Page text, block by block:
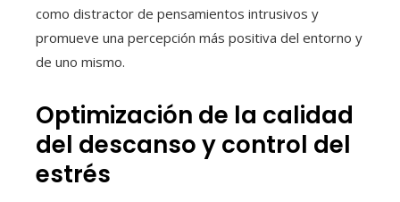
como distractor de pensamientos intrusivos y
promueve una percepción más positiva del entorno y
de uno mismo.
Optimización de la calidad
del descanso y control del
estrés